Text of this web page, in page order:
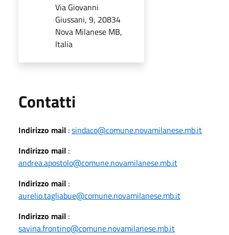
Via Giovanni
Giussani, 9, 20834
Nova Milanese MB,
Italia
Contatti
Indirizzo mail :sindaco@comune.novamilanese.mb.it
Indirizzo mail :
andrea.apostolo@comune.novamilanese.mb.it
Indirizzo mail :
aurelio.tagliabue@comune.novamilanese.mb.it
Indirizzo mail :
savina.frontino@comune.novamilanese.mb.it